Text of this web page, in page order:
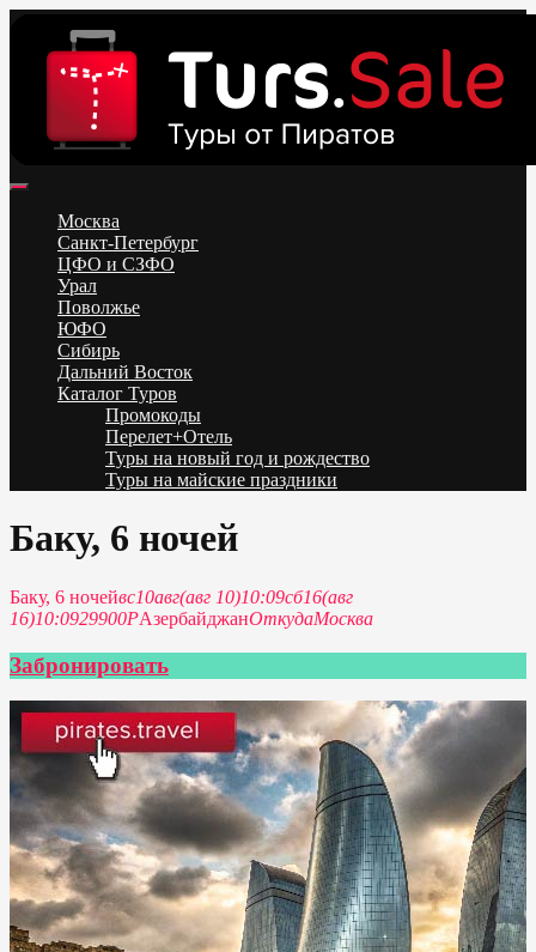
content
Низкие цены на путевки 3-7-10 ночей все включено, отдых на
море. Распродажа экскурсионных и горнолыжных туров.
Обновление каждый день. Официальный сайт Тур Сейл
Москва
Санкт-Петербург
ЦФО и СЗФО
Урал
Поволжье
ЮФО
Сибирь
Дальний Восток
Каталог Туров
Промокоды
Перелет+Отель
Туры на новый год и рождество
Туры на майские праздники
Баку, 6 ночей
Баку, 6 ночейвс10авг(авг 10)10:09сб16(авг
16)10:0929900РАзербайджанОткудаМосква
Забронировать